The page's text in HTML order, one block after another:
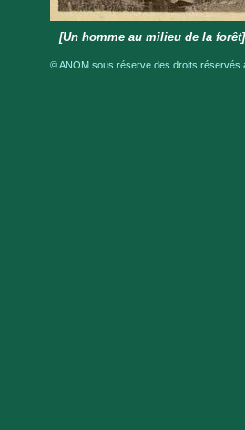
[Un homme au milieu de la
© ANOM sous réserve des droits réservés